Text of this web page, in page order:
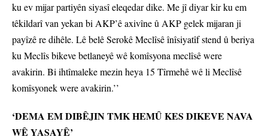
ku ev mijar partiyên siyasî eleqedar dike. Me jî diyar kir ku em
têkildarî van yekan bi AKP’ê axivîne û AKP gelek mijaran ji
payîzê re dihêle. Lê belê Serokê Meclîsê înîsiyatîf stend û beriya
ku Meclîs bikeve betlaneyê wê komîsyona meclîsê were
avakirin. Bi ihtîmaleke mezin heya 15 Tîrmehê wê li Meclîsê
komîsyonek were avakirin.’’
‘DEMA EM DIBÊJIN TMK HEMÛ KES DIKEVE NAVA
WÊ YASAYÊ’